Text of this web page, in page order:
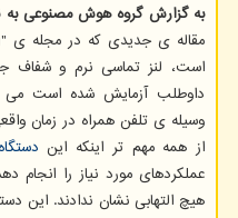
به گزارش گروه هوش مصنوعی به
است، لنز تماسی نرم و شفاف
وسیله ی تلفن همراه در زمان
از همه مهم تر اینکه این دستگاه
هیچ التهابی نشان ندادند. این